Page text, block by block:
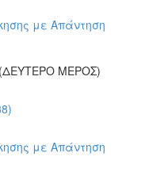
με Απάντηση
(ΔΕΥΤΕΡΟ ΜΕΡΟΣ)
με Απάντηση